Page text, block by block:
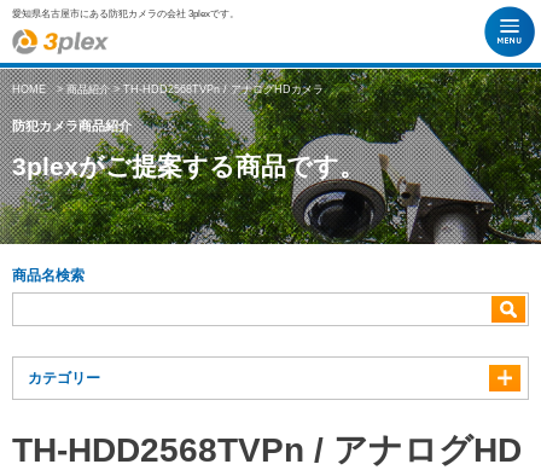
愛知県名古屋市にある防犯カメラの会社 3plexです。
HOME>商品紹介> TH-HDD2568TVPn / アナログHDカメラ
防犯カメラ商品紹介
3plexがご提案する商品です。
商品名検索
カテゴリー
TH-HDD2568TVPn / アナログHD